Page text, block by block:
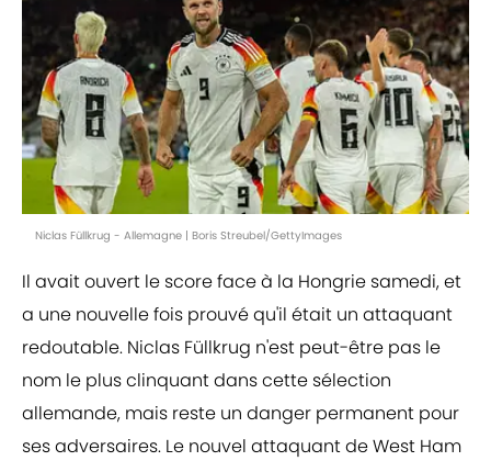
Niclas Füllkrug - Allemagne | Boris Streubel/GettyImages
Il avait ouvert le score face à la Hongrie samedi, et
a une nouvelle fois prouvé qu'il était un attaquant
redoutable. Niclas Füllkrug n'est peut-être pas le
nom le plus clinquant dans cette sélection
allemande, mais reste un danger permanent pour
ses adversaires. Le nouvel attaquant de West Ham